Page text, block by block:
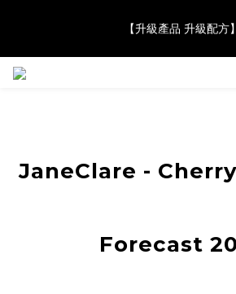
Award 勇奪金獎】
【升級產品 升級配方】
【JaneClare 康膚薈在iida Award
JaneClare -
Forecast